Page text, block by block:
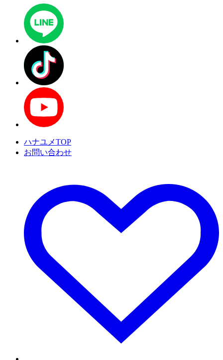
ハナユメTOP
お問い合わせ